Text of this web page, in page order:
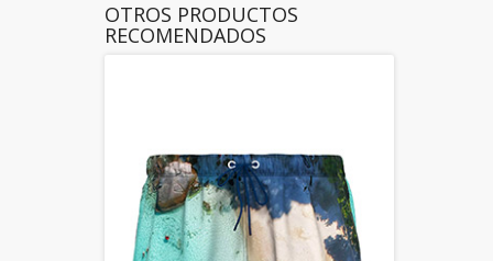
OTROS PRODUCTOS
RECOMENDADOS